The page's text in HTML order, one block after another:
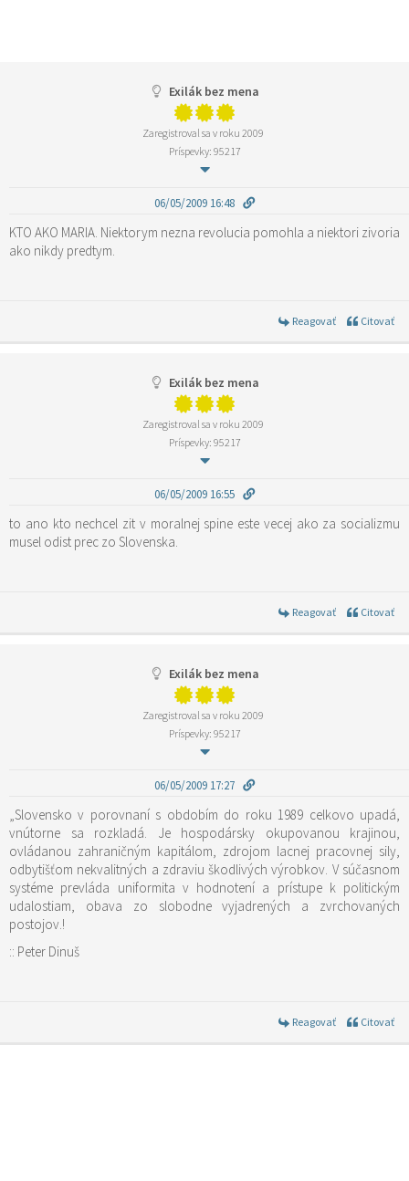
Exilák bez mena
Zaregistroval sa v roku 2009
Príspevky: 95217
06/05/2009 16:48
KTO AKO MARIA. Niektorym nezna revolucia pomohla a niektori zivoria
ako nikdy predtym.
Reagovať Citovať
Exilák bez mena
Zaregistroval sa v roku 2009
Príspevky: 95217
06/05/2009 16:55
to ano kto nechcel zit v moralnej spine este vecej ako za socializmu
musel odist prec zo Slovenska.
Reagovať Citovať
Exilák bez mena
Zaregistroval sa v roku 2009
Príspevky: 95217
06/05/2009 17:27
„Slovensko v porovnaní s obdobím do roku 1989 celkovo upadá,
vnútorne sa rozkladá. Je hospodársky okupovanou krajinou,
ovládanou zahraničným kapitálom, zdrojom lacnej pracovnej sily,
odbytišťom nekvalitných a zdraviu škodlivých výrobkov. V súčasnom
systéme prevláda uniformita v hodnotení a prístupe k politickým
udalostiam, obava zo slobodne vyjadrených a zvrchovaných
postojov.!
:: Peter Dinuš
Reagovať Citovať